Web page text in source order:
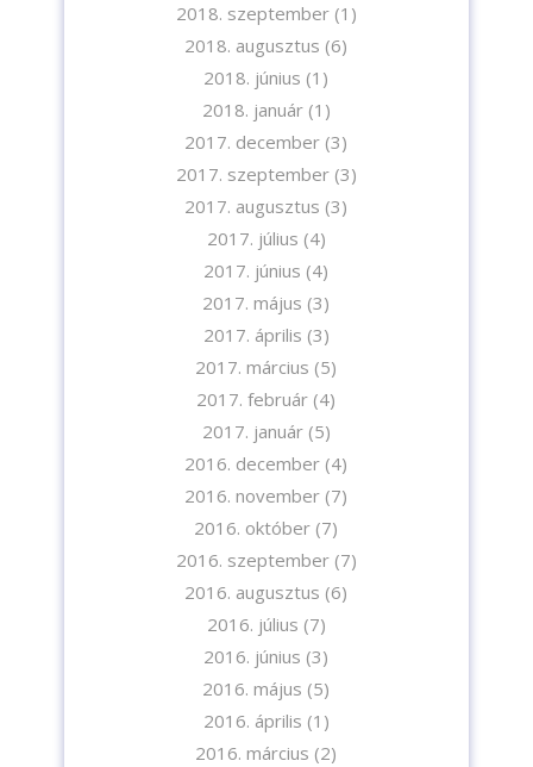
2018. szeptember(1)
2018. augusztus (6)
2018. június (1)
2018. január(1)
2017. december (3)
2017. szeptember(3)
2017. augusztus (3)
2017. július (4)
2017. június (4)
2017. május (3)
2017. április (3)
2017. március (5)
2017. február (4)
2017. január(5)
2016. december (4)
2016. november (7)
2016. október (7)
2016. szeptember(7)
2016. augusztus (6)
2016. július (7)
2016. június (3)
2016. május (5)
2016. április (1)
2016. március (2)